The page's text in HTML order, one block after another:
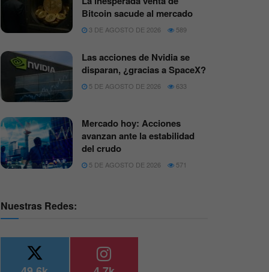
Bitcoin sacude al mercado
3 DE AGOSTO DE 2026 589
Las acciones de Nvidia se
disparan, ¿gracias a SpaceX?
5 DE AGOSTO DE 2026 633
Mercado hoy: Acciones
avanzan ante la estabilidad
del crudo
5 DE AGOSTO DE 2026 571
Nuestras Redes: